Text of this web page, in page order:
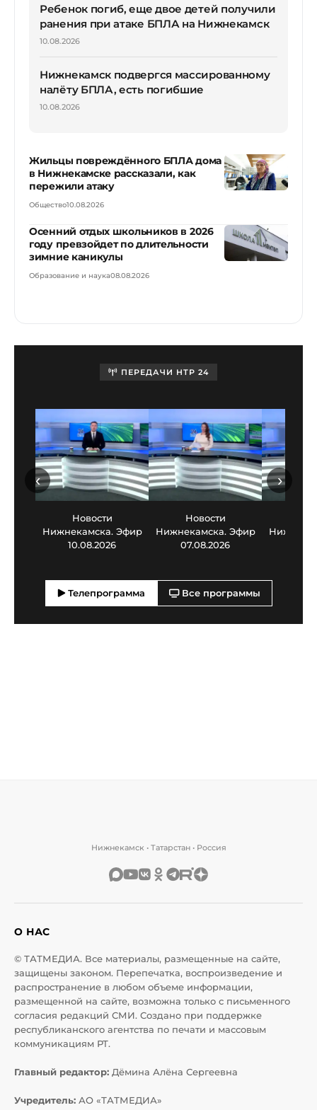
Ребенок погиб, еще двое детей получили
ранения при атаке БПЛА на Нижнекамск
10.08.2026
Нижнекамск подвергся массированному
налёту БПЛА, есть погибшие
10.08.2026
Жильцы повреждённого БПЛА дома
в Нижнекамске рассказали, как
пережили атаку
Общество10.08.2026
Осенний отдых школьников в 2026
году превзойдет по длительности
зимние каникулы
Образование и наука08.08.2026
ПЕРЕДАЧИ НТР 24
Новости
Нижнекамска. Эфир
10.08.2026
Новости
Нижнекамска. Эфир
07.08.2026
‹ ›
Телепрограмма Все программы
Нижнекамск • Татарстан • Россия
О НАС
© ТАТМЕДИА. Все материалы, размещенные на сайте,
защищены законом. Перепечатка, воспроизведение и
распространение в любом объеме информации,
размещенной на сайте, возможна только с письменного
согласия редакций СМИ. Создано при поддержке
республиканского агентства по печати и массовым
коммуникациям РТ.
Главный редактор: Дёмина Алёна Сергеевна
Учредитель: АО «ТАТМЕДИА»